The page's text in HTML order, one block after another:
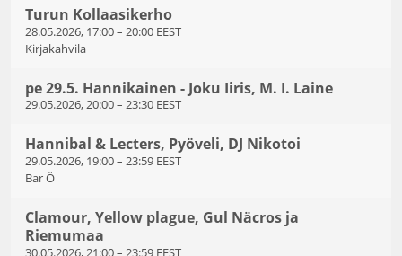
Turun Kollaasikerho
28.05.2026, 17:00– 20:00 EEST
Kirjakahvila
pe 29.5. Hannikainen - Joku Iiris, M. I. Laine
29.05.2026, 20:00– 23:30 EEST
Hannibal & Lecters, Pyöveli, DJ Nikotoi
29.05.2026, 19:00– 23:59 EEST
Bar Ö
Clamour, Yellow plague, Gul Näcros ja
Riemumaa
30.05.2026, 21:00– 23:59 EEST